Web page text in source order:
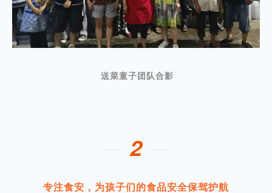
送菜童子团队合影
2
专注食安，为孩子们的食品安全保驾护航